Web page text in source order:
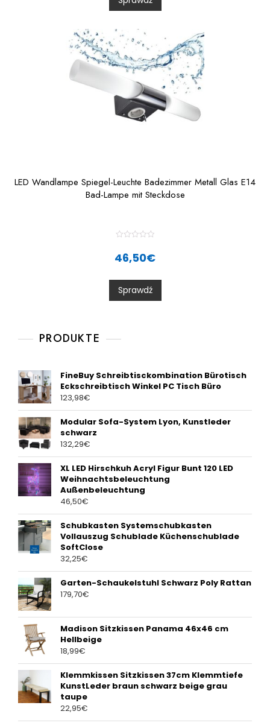
u
t
LED Wandlampe Spiegel-Leuchte Badezimmer Metall Glas E14
Bad-Lampe mit Steckdose
t
0
o
u
t
46,50€
Sprawdź
PRODUKTE
FineBuy Schreibtisckombination Bürotisch
Eckschreibtisch Winkel PC Tisch Büro
123,98€
Modular Sofa-System Lyon, Kunstleder
schwarz
132,29€
XL LED Hirschkuh Acryl Figur Bunt 120 LED
Weihnachtsbeleuchtung
Außenbeleuchtung
46,50€
Schubkasten Systemschubkasten
Vollauszug Schublade Küchenschublade
SoftClose
32,25€
Garten-Schaukelstuhl Schwarz Poly Rattan
179,70€
Madison Sitzkissen Panama 46x46 cm
Hellbeige
18,99€
Klemmkissen Sitzkissen 37cm Klemmtiefe
KunstLeder braun schwarz beige grau
taupe
22,95€